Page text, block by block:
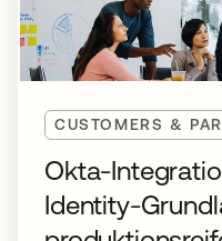
CUSTOMERS &
Okta-
Identity-